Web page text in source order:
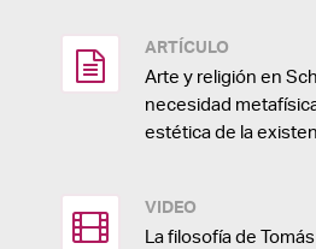
ARTÍCULO
Arte y religión en
necesidad
estética de la
VIDEO
La filosofía de